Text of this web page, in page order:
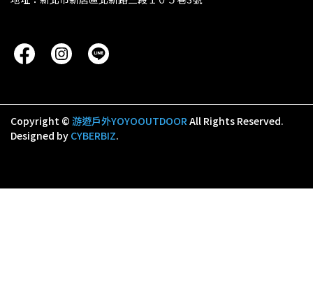
Copyright © 游遊戶外YOYOOUTDOORAll Rights Reserved.
Designed by CYBERBIZ.